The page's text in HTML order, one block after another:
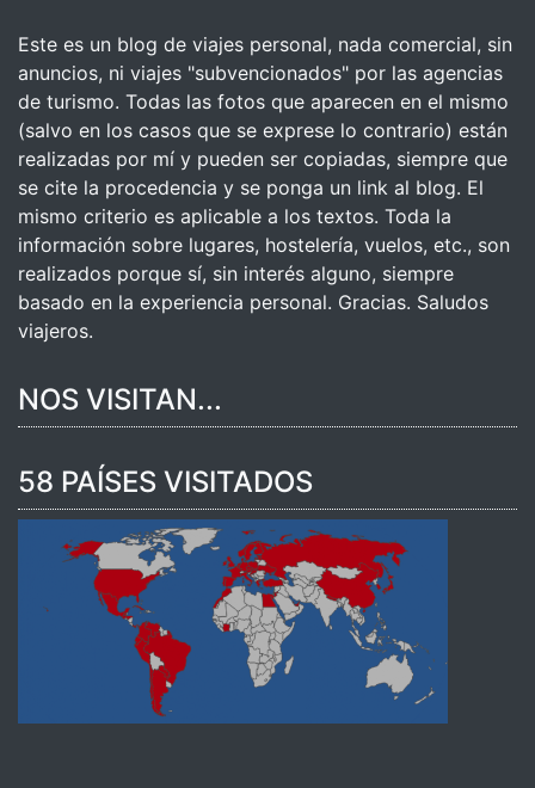
Este es un blog de viajes personal, nada comercial, sin
anuncios, ni viajes "subvencionados" por las agencias
de turismo. Todas las fotos que aparecen en el mismo
(salvo en los casos que se exprese lo contrario) están
realizadas por mí y pueden ser copiadas, siempre que
se cite la procedencia y se ponga un link al blog. El
mismo criterio es aplicable a los textos. Toda la
información sobre lugares, hostelería, vuelos, etc., son
realizados porque sí, sin interés alguno, siempre
basado en la experiencia personal. Gracias. Saludos
viajeros.
NOS VISITAN...
58 PAÍSES VISITADOS